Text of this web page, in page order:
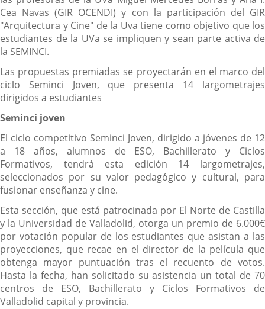
Cea Navas (GIR OCENDI) y con la participación del GIR
"Arquitectura y Cine" de la Uva tiene como objetivo que los
estudiantes de la UVa se impliquen y sean parte activa de
la SEMINCI.
Las propuestas premiadas se proyectarán en el marco del
ciclo Seminci Joven, que presenta 14 largometrajes
dirigidos a estudiantes
Seminci joven
El ciclo competitivo Seminci Joven, dirigido a jóvenes de 12
a 18 años, alumnos de ESO, Bachillerato y Ciclos
Formativos, tendrá esta edición 14 largometrajes,
seleccionados por su valor pedagógico y cultural, para
fusionar enseñanza y cine.
Esta sección, que está patrocinada por El Norte de Castilla
y la Universidad de Valladolid, otorga un premio de 6.000€
por votación popular de los estudiantes que asistan a las
proyecciones, que recae en el director de la película que
obtenga mayor puntuación tras el recuento de votos.
Hasta la fecha, han solicitado su asistencia un total de 70
centros de ESO, Bachillerato y Ciclos Formativos de
Valladolid capital y provincia.